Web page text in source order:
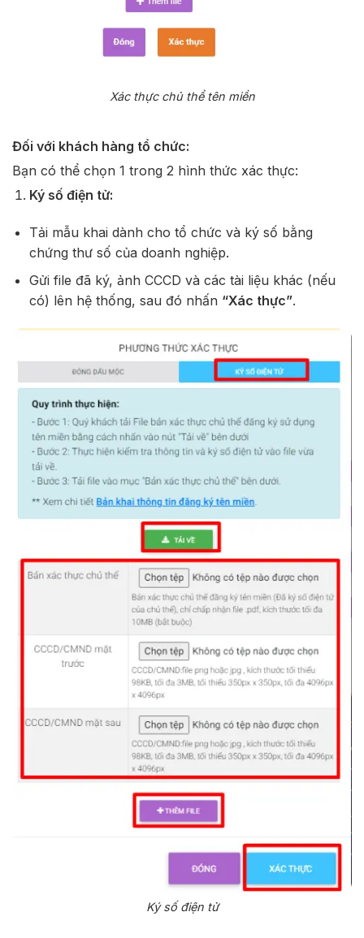
Xác thực chủ thể tên miền
Đối với khách hàng tổ chức:
Bạn có thể chọn 1 trong 2 hình thức xác thực:
Ký số điện tử:
Tải mẫu khai dành cho tổ chức và ký số bằng
chứng thư số của doanh nghiệp.
Gửi file đã ký, ảnh CCCD và các tài liệu khác (nếu
có) lên hệ thống, sau đó nhấn “Xác thực”.
Ký số điện tử